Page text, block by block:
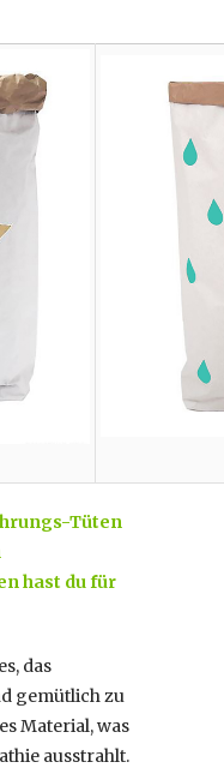
Tüten
hast du für
das
gemütlich zu
Material, was
ausstrahlt.